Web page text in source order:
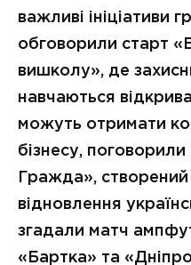
важливі ініціативи
обговорили старт
вишколу», де
навчаються
можуть отримати
бізнесу,
Гражда»,
відновлення
згадали матч
«Бартка» та